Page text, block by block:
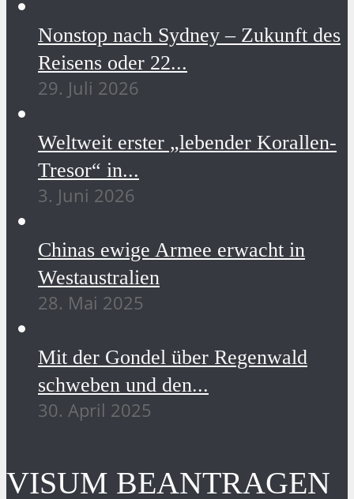
Nonstop nach Sydney – Zukunft des
Reisens oder 22...
29. Juli 2026
Weltweit erster „lebender Korallen-
Tresor“ in...
3. Juni 2026
Chinas ewige Armee erwacht in
Westaustralien
28. Mai 2025
Mit der Gondel über Regenwald
schweben und den...
30. April 2025
VISUM BEANTRAGEN